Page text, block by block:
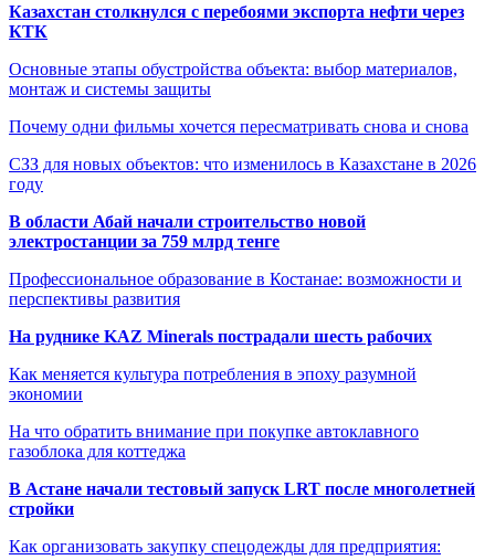
Казахстан столкнулся с перебоями экспорта нефти через
КТК
Основные этапы обустройства объекта: выбор материалов,
монтаж и системы защиты
Почему одни фильмы хочется пересматривать снова и снова
СЗЗ для новых объектов: что изменилось в Казахстане в 2026
году
В области Абай начали строительство новой
электростанции за 759 млрд тенге
Профессиональное образование в Костанае: возможности и
перспективы развития
На руднике KAZ Minerals пострадали шесть рабочих
Как меняется культура потребления в эпоху разумной
экономии
На что обратить внимание при покупке автоклавного
газоблока для коттеджа
В Астане начали тестовый запуск LRT после многолетней
стройки
Как организовать закупку спецодежды для предприятия: